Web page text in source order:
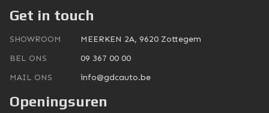
Get in touch
SHOWROOM
MEERKEN 2A, 9620 Zottegem
BEL ONS
09 367 00 00
MAIL ONS
info@gdcauto.be
Openingsuren